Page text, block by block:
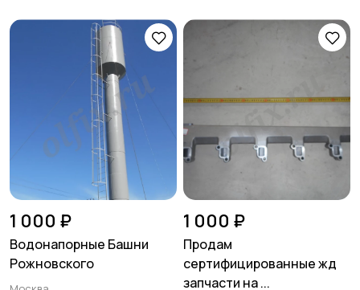
1 000 ₽
Водонапорные Башни
Рожновского
1 000 ₽
Продам
сертифицированные жд
запчасти на ...